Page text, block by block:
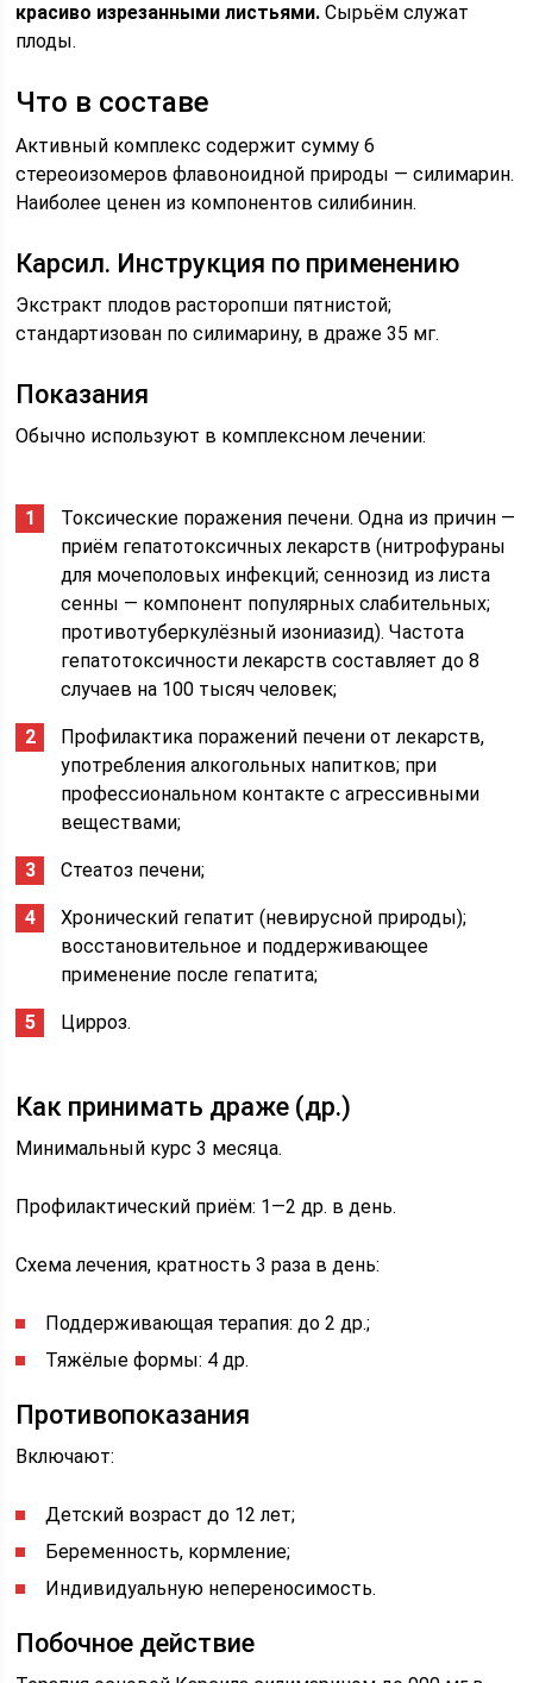
красиво изрезанными листьями. Сырьём служат
плоды.
Что в составе
Активный комплекс содержит сумму 6
стереоизомеров флавоноидной природы — силимарин.
Наиболее ценен из компонентов силибинин.
Карсил. Инструкция по применению
Экстракт плодов расторопши пятнистой;
стандартизован по силимарину, в драже 35 мг.
Показания
Обычно используют в комплексном лечении:
Токсические поражения печени. Одна из причин —
приём гепатотоксичных лекарств (нитрофураны
для мочеполовых инфекций; сеннозид из листа
сенны — компонент популярных слабительных;
противотуберкулёзный изониазид). Частота
гепатотоксичности лекарств составляет до 8
случаев на 100 тысяч человек;
Профилактика поражений печени от лекарств,
употребления алкогольных напитков; при
профессиональном контакте с агрессивными
веществами;
Стеатоз печени;
Хронический гепатит (невирусной природы);
восстановительное и поддерживающее
применение после гепатита;
Цирроз.
Как принимать драже (др.)
Минимальный курс 3 месяца.
Профилактический приём: 1—2 др. в день.
Схема лечения, кратность 3 раза в день:
Поддерживающая терапия: до 2 др.;
Тяжёлые формы: 4 др.
Противопоказания
Включают:
Детский возраст до 12 лет;
Беременность, кормление;
Индивидуальную непереносимость.
Побочное действие